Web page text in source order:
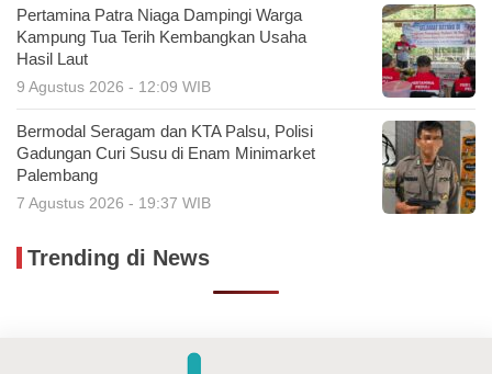
Pertamina Patra Niaga Dampingi Warga
Kampung Tua Terih Kembangkan Usaha
Hasil Laut
9 Agustus 2026 - 12:09 WIB
Bermodal Seragam dan KTA Palsu, Polisi
Gadungan Curi Susu di Enam Minimarket
Palembang
7 Agustus 2026 - 19:37 WIB
Trending di News